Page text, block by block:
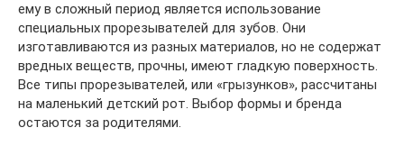
ему в сложный период является использование
специальных прорезывателей для зубов. Они
изготавливаются из разных материалов, но не содержат
вредных веществ, прочны, имеют гладкую поверхность.
Все типы прорезывателей, или «грызунков», рассчитаны
на маленький детский рот. Выбор формы и бренда
остаются за родителями.